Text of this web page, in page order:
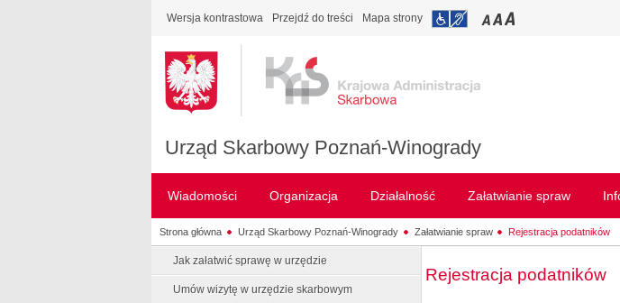
Wersja kontrastowa Przejdź do treści Mapa strony
Urząd Skarbowy Poznań-Winogrady
Wiadomości Organizacja Działalność Załatwianie spraw
Strona główna Urząd Skarbowy Poznań-Winogrady Załatwianie spraw Rejestracja podatników
Jak załatwić sprawę w urzędzie
Umów wizytę w urzędzie skarbowym
Rejestracja podatników